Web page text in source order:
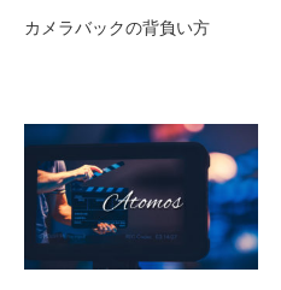
カメラバックの背負い方